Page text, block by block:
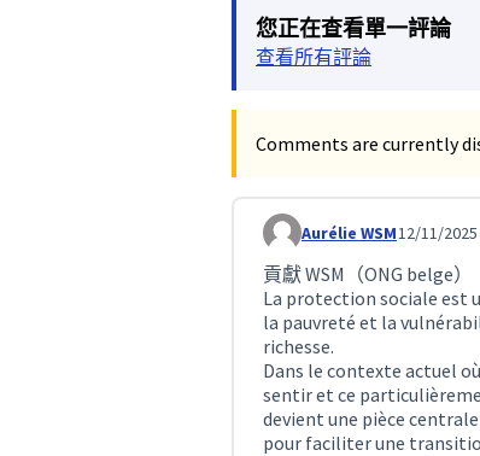
您正在查看單一評論
查看所有評論
Comments are currently
Comment 403
Aurélie WSM12/11/2025
貢獻 WSM（ONG belge）
La protection sociale est
la pauvreté et la
richesse.
Dans le contexte actuel
sentir et ce
devient une pièce
pour faciliter une